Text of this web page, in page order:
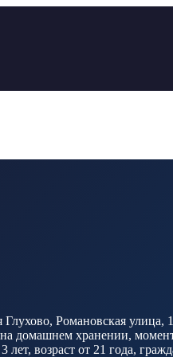
Романовская
хранении,
лет, возраст от 21 года,